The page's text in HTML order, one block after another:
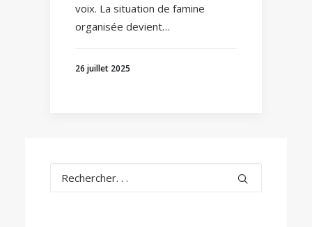
voix. La situation de famine
organisée devient…
26 juillet 2025